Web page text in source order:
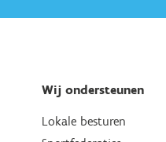
Wij ondersteunen
Lokale besturen